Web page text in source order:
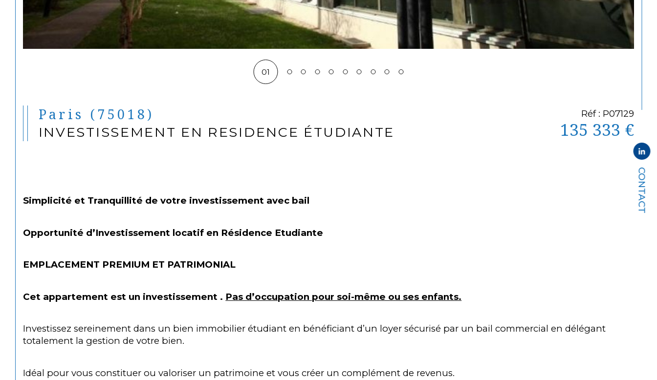
CONTACT
01
Paris (75018)
INVESTISSEMENT EN RESIDENCE ÉTUDIANTE
Réf : P07129
135 333 €
Simplicité et Tranquillité de votre investissement avec bail
Opportunité d’Investissement locatif en Résidence Etudiante
EMPLACEMENT PREMIUM ET PATRIMONIAL
Cet appartement est un investissement . Pas d’occupation pour soi-même ou ses enfants.
Investissez sereinement dans un bien immobilier étudiant en bénéficiant d’un loyer sécurisé par un bail commercial en délégant
totalement la gestion de votre bien.
Idéal pour vous constituer ou valoriser un patrimoine et vous créer un complément de revenus.